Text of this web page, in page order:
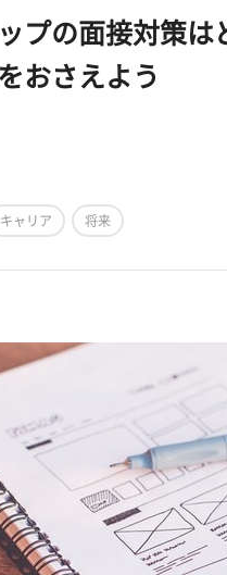
プの面接対策は
おさえよう
キャリア 将来